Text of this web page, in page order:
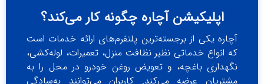
اپلیکیشن آچاره چگونه کار می‌کند؟
آچاره یکی از برجسته‌ترین پلتفرم‌های ارائه خدمات است
که انواع خدماتی نظیر نظافت منزل، تعمیرات، لوله‌کشی،
نگهداری باغچه، و تعویض روغن خودرو در محل را به
مشتریان عرضه می‌کند. کاربران می‌توانند به‌سادگی